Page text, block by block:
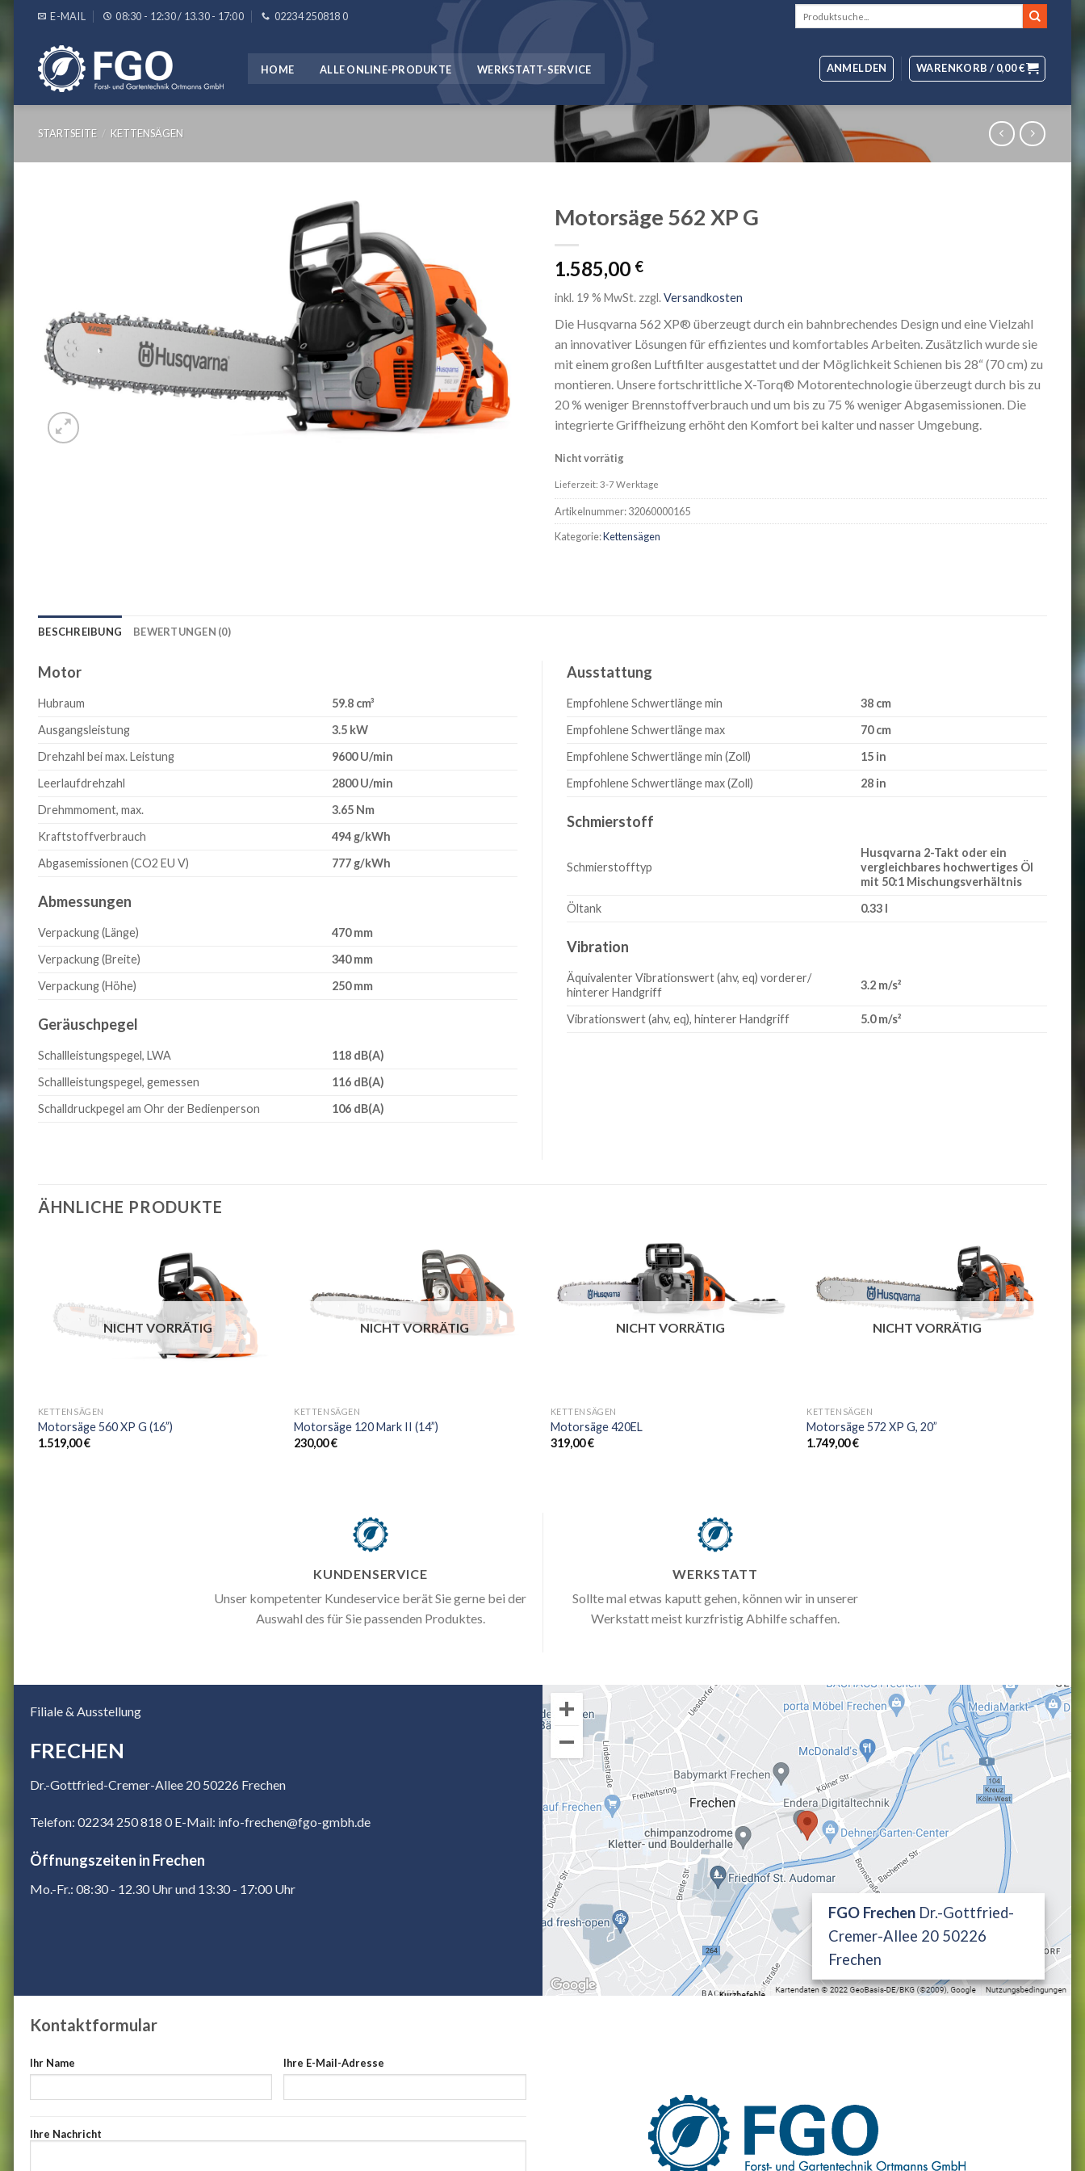
content
E-MAIL 08:30 - 12:30 / 13.30 - 17:00 02234 250818 0
HOME ALLE ONLINE-PRODUKTE WERKSTATT-SERVICE ANMELDEN WARENKORB / 0,00€
STARTSEITE / KETTENSÄGEN
Motorsäge 562 XP G
1.585,00 €
inkl. 19 % MwSt. zzgl.Versandkosten
Die Husqvarna 562 XP® überzeugt durch ein bahnbrechendes Design und eine Vielzahl
an innovativer Lösungen für effizientes und komfortables Arbeiten. Zusätzlich wurde sie
mit einem großen Luftfilter ausgestattet und der Möglichkeit Schienen bis 28“ (70 cm) zu
montieren. Unsere fortschrittliche X-Torq® Motorentechnologie überzeugt durch bis zu
20 % weniger Brennstoffverbrauch und um bis zu 75 % weniger Abgasemissionen. Die
integrierte Griffheizung erhöht den Komfort bei kalter und nasser Umgebung.
Nicht vorrätig
Lieferzeit: 3-7 Werktage
Artikelnummer:32060000165
Kategorie:Kettensägen
BESCHREIBUNG BEWERTUNGEN (0)
Motor
Hubraum
59.8 cm³
Ausgangsleistung
3.5 kW
Drehzahl bei max. Leistung
9600 U/min
Leerlaufdrehzahl
2800 U/min
Drehmmoment, max.
3.65 Nm
Kraftstoffverbrauch
494 g/kWh
Abgasemissionen (CO2 EU V)
777 g/kWh
Abmessungen
Verpackung (Länge)
470 mm
Verpackung (Breite)
340 mm
Verpackung (Höhe)
250 mm
Geräuschpegel
Schallleistungspegel, LWA
118 dB(A)
Schallleistungspegel, gemessen
116 dB(A)
Schalldruckpegel am Ohr der Bedienperson
106 dB(A)
Ausstattung
Empfohlene Schwertlänge min
38 cm
Empfohlene Schwertlänge max
70 cm
Empfohlene Schwertlänge min (Zoll)
15 in
Empfohlene Schwertlänge max (Zoll)
28 in
Schmierstoff
Schmierstofftyp
Husqvarna 2-Takt oder ein
vergleichbares hochwertiges Öl
mit 50:1 Mischungsverhältnis
Öltank
0.33 l
Vibration
Äquivalenter Vibrationswert (ahv, eq) vorderer/
hinterer Handgriff
3.2 m/s²
Vibrationswert (ahv, eq), hinterer Handgriff 5.0 m/s²
ÄHNLICHE PRODUKTE
NICHT VORRÄTIG
KETTENSÄGEN
Motorsäge 560 XP G (16”)
1.519,00€
NICHT VORRÄTIG
KETTENSÄGEN
Motorsäge 120 Mark II (14”)
230,00€
NICHT VORRÄTIG
KETTENSÄGEN
Motorsäge 420EL
319,00€
NICHT VORRÄTIG
KETTENSÄGEN
Motorsäge 572 XP G, 20”
1.749,00€
KUNDENSERVICE
Unser kompetenter Kundeservice berät Sie gerne bei der
Auswahl des für Sie passenden Produktes.
WERKSTATT
Sollte mal etwas kaputt gehen, können wir in unserer
Werkstatt meist kurzfristig Abhilfe schaffen.
Filiale & Ausstellung
FRECHEN
Dr.-Gottfried-Cremer-Allee 20 50226 Frechen
Telefon: 02234 250 818 0 E-Mail: info-frechen@fgo-gmbh.de
Öffnungszeiten in Frechen
Mo.-Fr.: 08:30 - 12.30 Uhr und 13:30 - 17:00 Uhr
FGO Frechen Dr.-Gottfried-
Cremer-Allee 20 50226
Frechen
Kontaktformular
Ihr Name Ihre E-Mail-Adresse
Ihre Nachricht